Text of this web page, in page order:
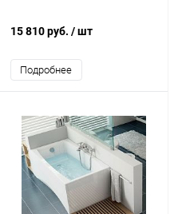
15 810 руб. / шт
Подробнее